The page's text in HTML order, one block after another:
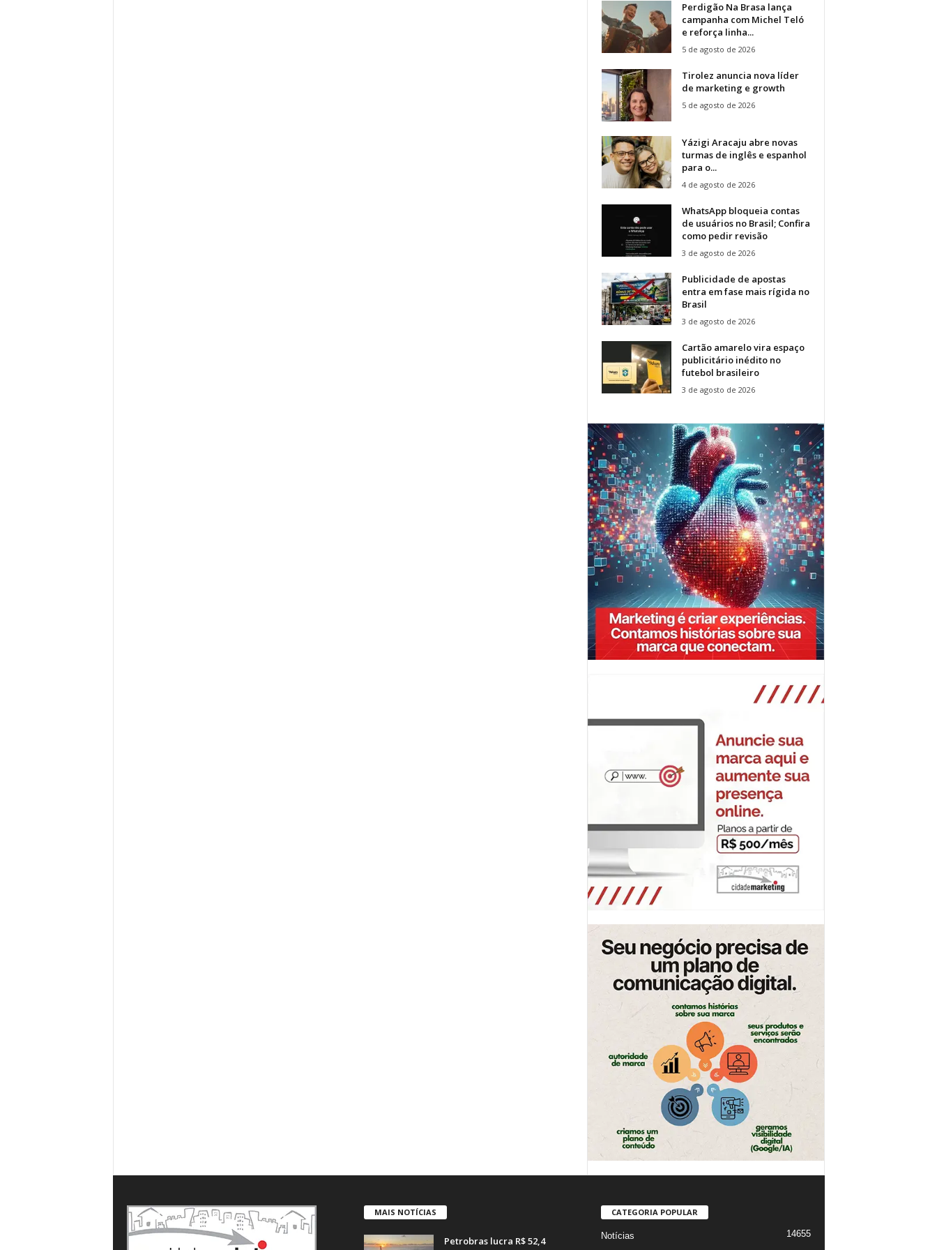
Perdigão Na Brasa lança
campanha com Michel Teló
e reforça linha...
5 de agosto de 2026
Tirolez anuncia nova líder
de marketing e growth
5 de agosto de 2026
Yázigi Aracaju abre novas
turmas de inglês e espanhol
para o...
4 de agosto de 2026
WhatsApp bloqueia contas
de usuários no Brasil; Confira
como pedir revisão
3 de agosto de 2026
Publicidade de apostas
entra em fase mais rígida no
Brasil
3 de agosto de 2026
Cartão amarelo vira espaço
publicitário inédito no
futebol brasileiro
3 de agosto de 2026
MAIS NOTÍCIAS
Petrobras lucra R$ 52,4
CATEGORIA POPULAR
Notícias
14655